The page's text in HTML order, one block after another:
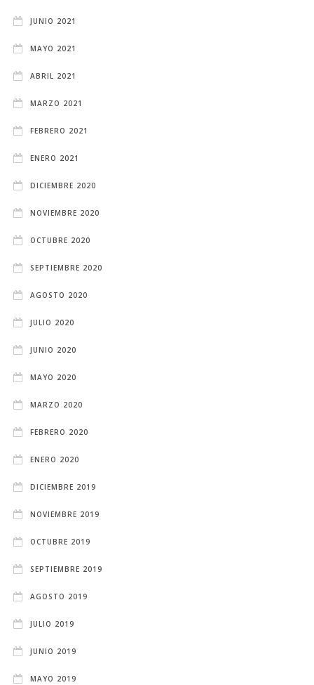
JUNIO 2021
MAYO 2021
ABRIL 2021
MARZO 2021
FEBRERO 2021
ENERO 2021
DICIEMBRE 2020
NOVIEMBRE 2020
OCTUBRE 2020
SEPTIEMBRE 2020
AGOSTO 2020
JULIO 2020
JUNIO 2020
MAYO 2020
MARZO 2020
FEBRERO 2020
ENERO 2020
DICIEMBRE 2019
NOVIEMBRE 2019
OCTUBRE 2019
SEPTIEMBRE 2019
AGOSTO 2019
JULIO 2019
JUNIO 2019
MAYO 2019